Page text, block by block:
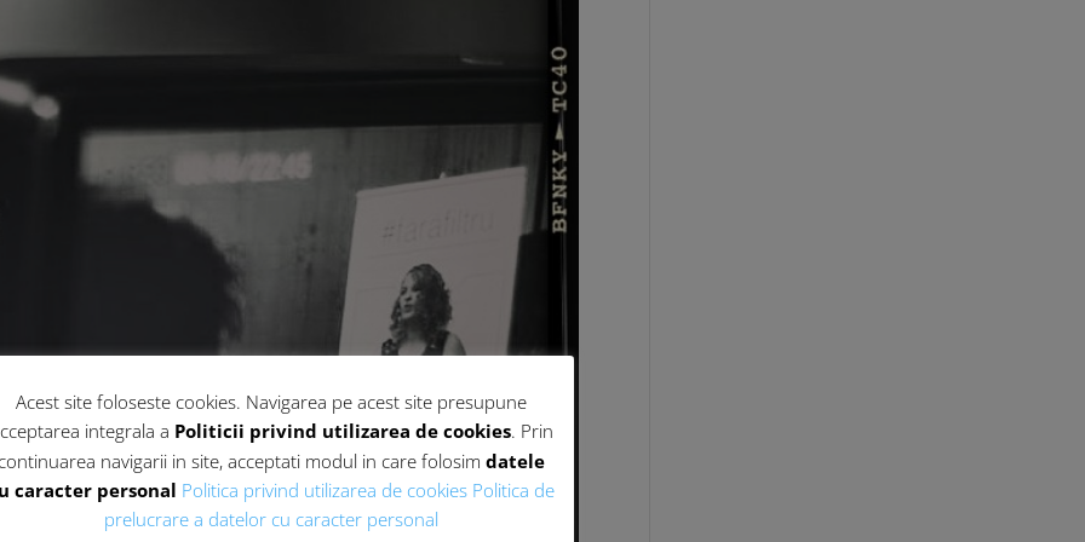
Acest site foloseste cookies. Navigarea pe acest site presupune
integrala a Politicii privind utilizarea de cookies. Prin
navigarii in site, acceptati modul in care folosim datele
caracter personal Politica privind utilizarea de cookies Politica de
prelucrare a datelor cu caracter personal